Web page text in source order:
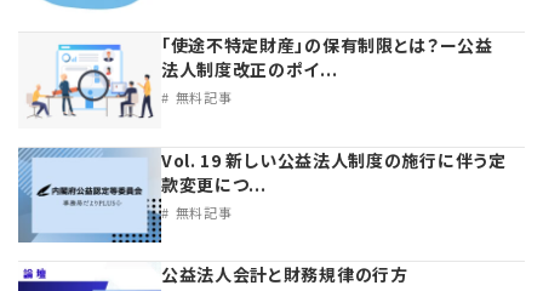
NEWS・TOPIC・特報
【連載】オピニオンリーダーのnote
【連載】公益法人運営実務の処方箋
【連載】公益法人会計検定試験一問一答
【連載】事例に学ぶ立入検査で想定される指摘事項
【連載】シェアコモン200インタビュー
【連載】実務と税務のポイント
【連載】事務局だよりPLUS
登録案内
専門誌一覧
プライバシーポリシー
「使途不特定財産」の保有制限とは？ー公益
法人制度改正のポイ...
無料記事
Vol. 19 新しい公益法人制度の施行に伴う定
款変更につ...
無料記事
公益法人会計と財務規律の行方